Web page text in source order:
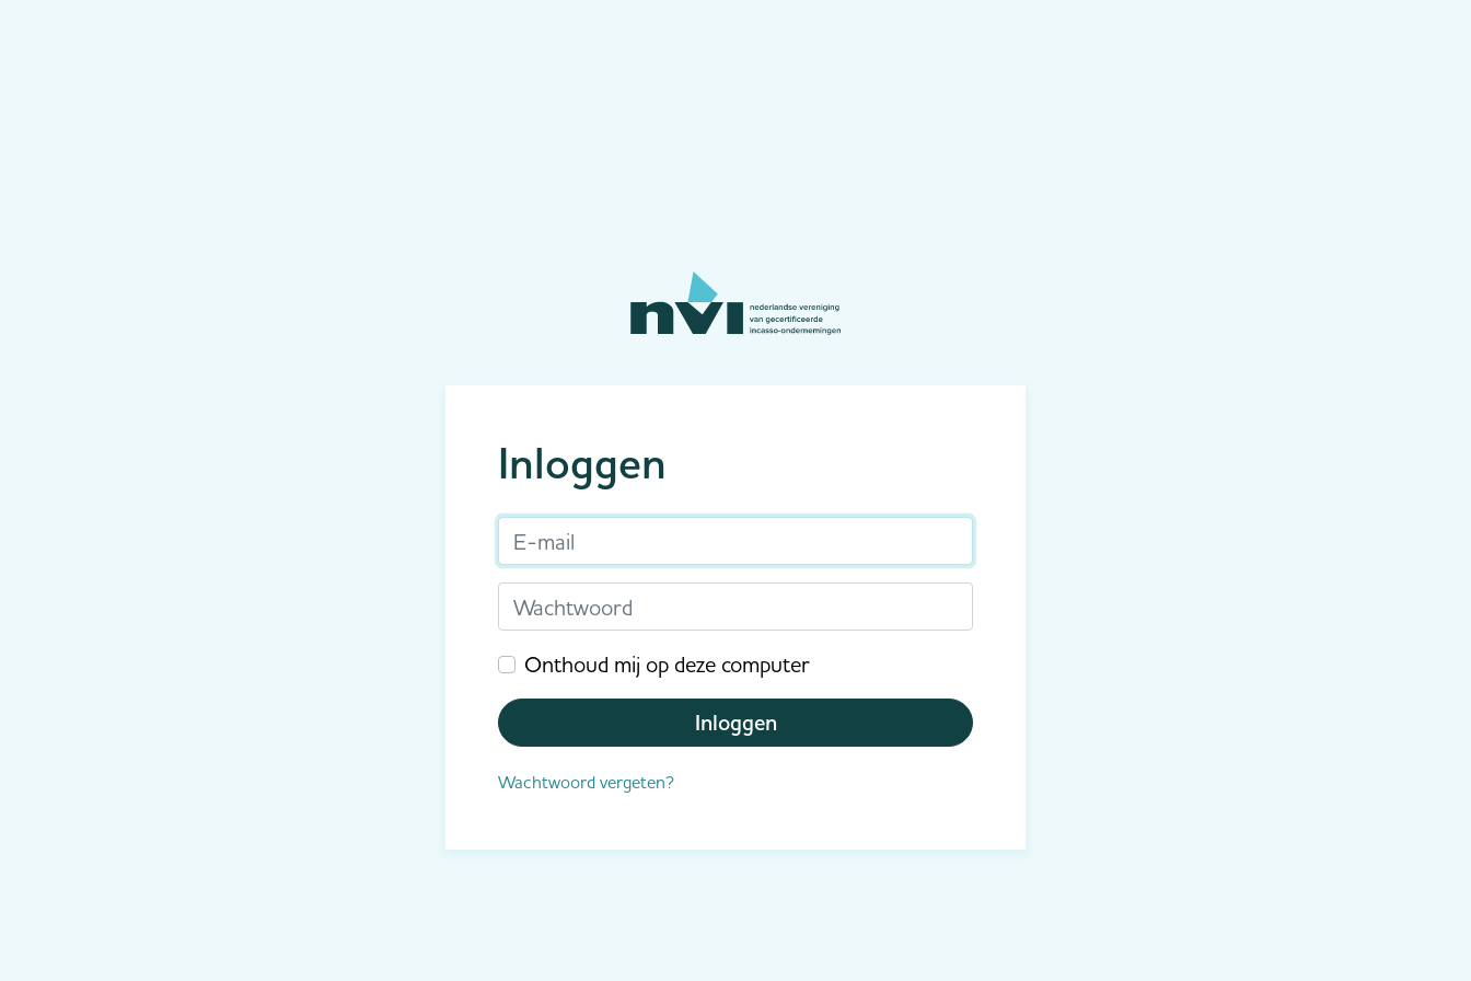
Inloggen
E-mail
Wachtwoord
Onthoud mij op deze computer
Inloggen
Wachtwoord vergeten?